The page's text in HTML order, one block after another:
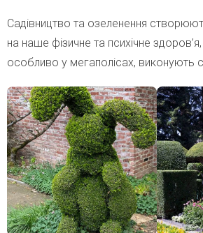
Садівництво та озеленення
на наше фізичне та психічне
особливо у мегаполісах, виконують